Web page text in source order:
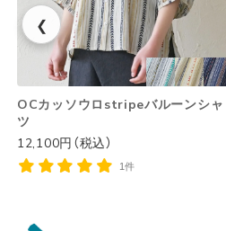
❮
OCカッソウロstripeバルーンシャ
ツ
12,100円（税込）
1件